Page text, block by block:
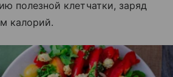
полезной клетчатки, заряд
калорий.